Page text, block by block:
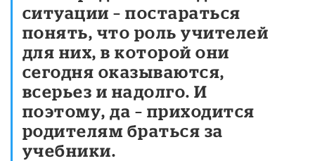
ситуации – постараться
понять, что роль учителей
для них, в которой они
сегодня оказываются,
всерьез и надолго. И
поэтому, да – приходится
родителям браться за
учебники.